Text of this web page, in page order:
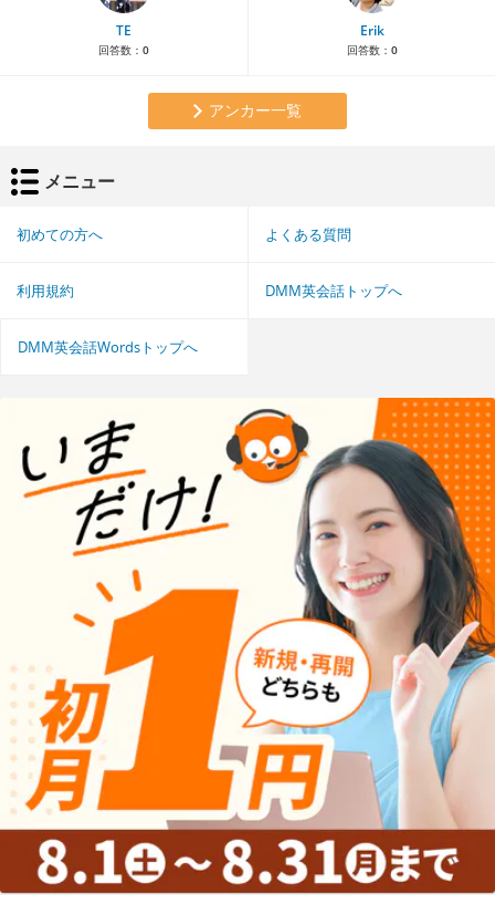
TE
回答数： 0
Erik
回答数： 0
アンカー一覧
メニュー
初めての方へ よくある質問
利用規約 DMM英会話トップへ
DMM英会話Wordsトップへ